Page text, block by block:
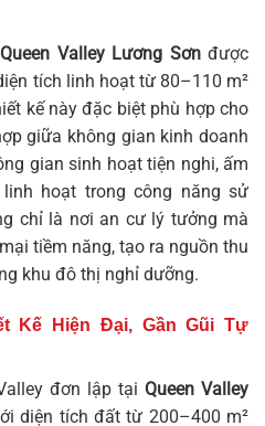
Queen Valley Lương Sơnđược
tích linh hoạt từ 80–110 m²
kế này đặc biệt phù hợp cho
giữa không gian kinh doanh
gian sinh hoạt tiện nghi, ấm
hoạt trong công năng sử
chỉ là nơi an cư lý tưởng mà
tiềm năng, tạo ra nguồn thu
khu đô thị nghỉ dưỡng.
Kế Hiện Đại, Gần Gũi Tự
đơn lập tại Queen Valley
diện tích đất từ 200–400 m²